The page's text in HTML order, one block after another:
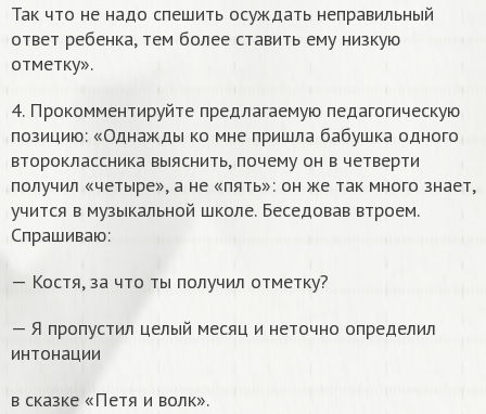
Так что не надо спешить осуждать неправильный
ответ ребенка, тем более ставить ему низкую
отметку».
4. Прокомментируйте предлагаемую педагогическую
позицию: «Однажды ко мне пришла бабушка одного
второклассника выяснить, почему он в четверти
получил «четыре», а не «пять»: он же так много знает,
учится в музыкальной школе. Беседовав втроем.
Спрашиваю:
— Костя, за что ты получил отметку?
— Я пропустил целый месяц и неточно определил
интонации
в сказке «Петя и волк».